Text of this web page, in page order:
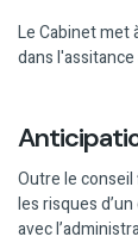
Le Cabinet met
dans
Outre le
les risques
avec